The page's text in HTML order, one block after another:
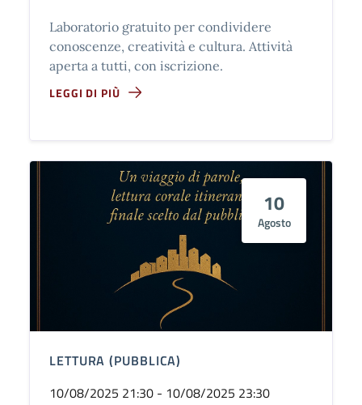
Laboratorio gratuito per condividere
conoscenze, creatività e cultura. Attività
aperta a tutti, con iscrizione.
LEGGI DI PIÙ
10
Agosto
LETTURA (PUBBLICA)
10/08/2025 21:30 - 10/08/2025 23:30